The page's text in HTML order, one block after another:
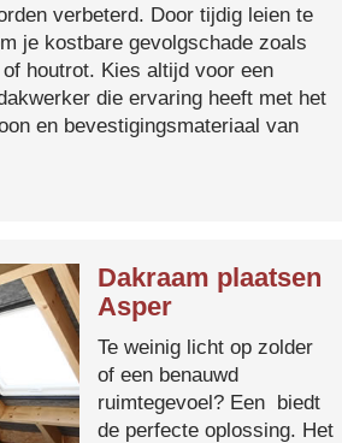
verbeterd. Door tijdig leien te
je kostbare gevolgschade zoals
houtrot. Kies altijd voor een
die ervaring heeft met het
en bevestigingsmateriaal van
Dakraam plaatsen
Asper
Te weinig licht op zolder
of een benauwd
ruimtegevoel? Een biedt
de perfecte oplossing. Het